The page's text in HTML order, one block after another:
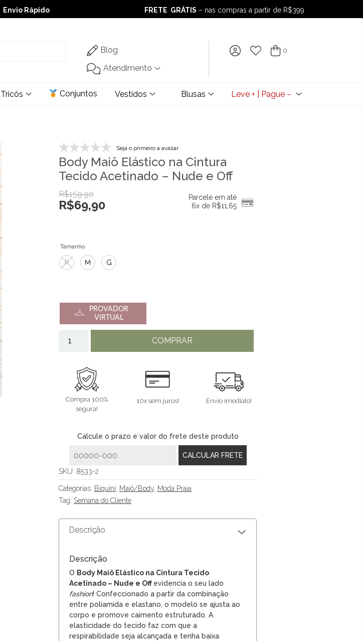
Envio Rápido
– Até 60% OFF
FRETE GRÁTIS – nas compras a partir de R$399
FRETE GRÁTIS– nas compras a partir de R$399
Blog
Atendimento
0
Tricôs Conjuntos Vestidos Blusas Leve + | Pague –
Seja o primeiro a avaliar
Body Maiô Elástico na Cintura
Tecido Acetinado – Nude e Off
R$159,90
R$69,90
Parcele em até
6x de R$11,65
Tamanho
P M G
PROVADOR
VIRTUAL
COMPRAR
Compra 100%
segura!
10x sem juros! Envio imediato!
Calcule o prazo e valor do frete deste produto
SKU: 8533-2
Categorias: Biquíni, Maiô/Body, Moda Praia
Tag: Semana do Cliente
Descrição
Descrição
O Body Maiô Elástico na Cintura Tecido
Acetinado – Nude e Off evidencia o seu lado
fashion! Confeccionado a partir da combinação
entre poliamida e elastano, o modelo se ajusta ao
corpo e promove caimento estruturado. A
elasticidade do tecido faz com que a
respirabilidade seja alcançada e tenha baixa